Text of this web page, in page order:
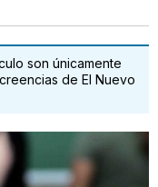
son únicamente
de El Nuevo